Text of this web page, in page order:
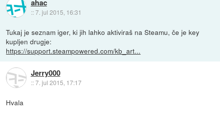
ahac
::7. jul 2015, 16:31
Tukaj je seznam iger, ki jih lahko aktiviraš na Steamu, če je key
kupljen drugje:
https://support.steampowered.com/kb_art...
Jerry000
::7. jul 2015, 17:17
Hvala